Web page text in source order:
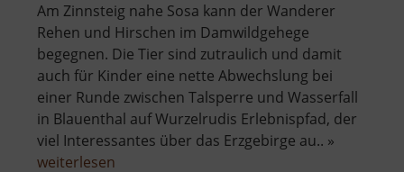
Am Zinnsteig nahe Sosa kann der Wanderer
Rehen und Hirschen im Damwildgehege
begegnen. Die Tier sind zutraulich und damit
auch für Kinder eine nette Abwechslung bei
einer Runde zwischen Talsperre und Wasserfall
in Blauenthal auf Wurzelrudis Erlebnispfad, der
viel Interessantes über das Erzgebirge au.. »
weiterlesen